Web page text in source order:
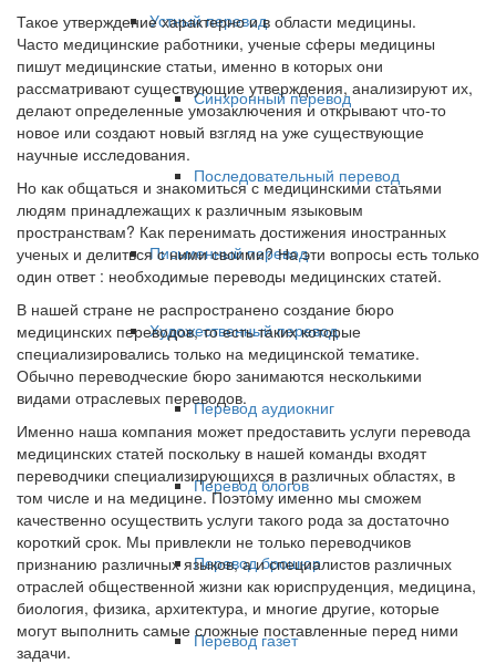
Устный перевод
Синхронный перевод
Последовательный перевод
Письменный перевод
Художественный перевод
Перевод аудиокниг
Перевод блогов
Перевод брошюр
Перевод газет
Такое утверждение характерно и в области медицины.
Часто медицинские работники, ученые сферы медицины
пишут медицинские статьи, именно в которых они
рассматривают существующие утверждения, анализируют их,
делают определенные умозаключения и открывают что-то
новое или создают новый взгляд на уже существующие
научные исследования.
Но как общаться и знакомиться с медицинскими статьями
людям принадлежащих к различным языковым
пространствам? Как перенимать достижения иностранных
ученых и делиться с ними своими? На эти вопросы есть только
один ответ : необходимые переводы медицинских статей.
В нашей стране не распространено создание бюро
медицинских переводов, то есть таких которые
специализировались только на медицинской тематике.
Обычно переводческие бюро занимаются несколькими
видами отраслевых переводов.
Именно наша компания может предоставить услуги перевода
медицинских статей поскольку в нашей команды входят
переводчики специализирующихся в различных областях, в
том числе и на медицине. Поэтому именно мы сможем
качественно осуществить услуги такого рода за достаточно
короткий срок. Мы привлекли не только переводчиков
признанию различных языков, а и специалистов различных
отраслей общественной жизни как юриспруденция, медицина,
биология, физика, архитектура, и многие другие, которые
могут выполнить самые сложные поставленные перед ними
задачи.